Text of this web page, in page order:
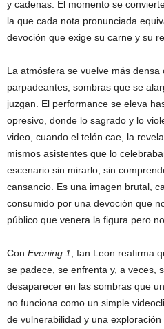
y cadenas. El momento se
la que cada nota pronunciada
devoción que exige su carne y su
La atmósfera se vuelve más
parpadeantes, sombras que se
juzgan. El performance se eleva
opresivo, donde lo sagrado y lo
video, cuando el telón cae, la
mismos asistentes que lo
escenario sin mirarlo, sin
cansancio. Es una imagen brutal,
consumido por una devoción que
público que venera la figura pero
Con Evening 1
, Ian Leon reafirma
se padece, se enfrenta y, a veces,
desaparecer en las sombras que
no funciona como un simple
de vulnerabilidad y una